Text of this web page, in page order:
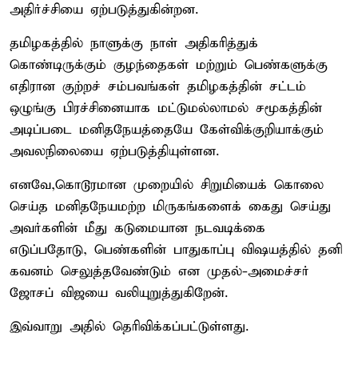
அதிர்ச்சியை ஏற்படுத்துகின்றன.
தமிழகத்தில் நாளுக்கு நாள் அதிகரித்துக்
கொண்டிருக்கும் குழந்தைகள் மற்றும் பெண்களுக்கு
எதிரான குற்றச் சம்பவங்கள் தமிழகத்தின் சட்டம்
ஒழுங்கு பிரச்சினையாக மட்டுமல்லாமல் சமூகத்தின்
அடிப்படை மனிதநேயத்தையே கேள்விக்குறியாக்கும்
அவலநிலையை ஏற்படுத்தியுள்ளன.
எனவே,கொடூரமான முறையில் சிறுமியைக் கொலை
செய்த மனிதநேயமற்ற மிருகங்களைக் கைது செய்து
அவர்களின் மீது கடுமையான நடவடிக்கை
எடுப்பதோடு, பெண்களின் பாதுகாப்பு விஷயத்தில் தனி
கவனம் செலுத்தவேண்டும் என முதல்-அமைச்சர்
ஜோசப் விஜயை வலியுறுத்துகிறேன்.
இவ்வாறு அதில் தெரிவிக்கப்பட்டுள்ளது.